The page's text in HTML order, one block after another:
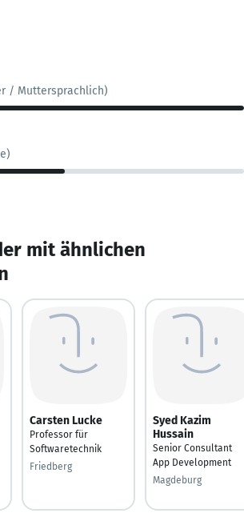
/ Muttersprachlich)
mit ähnlichen
Carsten Lucke
Professor für
Softwaretechnik
Friedberg
Syed Kazim
Hussain
Senior Consultant
App Development
Magdeburg